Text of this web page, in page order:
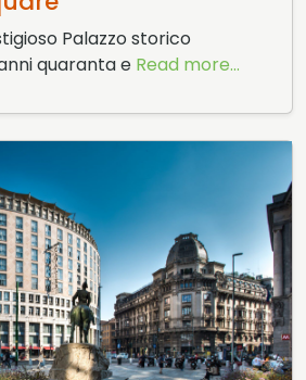
Palazzo storico
quaranta e Read more...